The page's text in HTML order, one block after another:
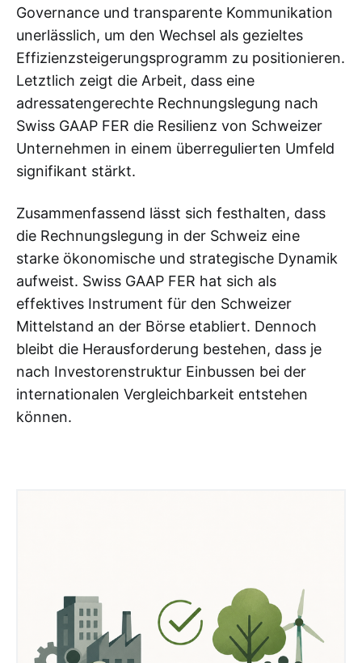
Governance und transparente Kommunikation
unerlässlich, um den Wechsel als gezieltes
Effizienzsteigerungsprogramm zu positionieren.
Letztlich zeigt die Arbeit, dass eine
adressatengerechte Rechnungslegung nach
Swiss GAAP FER die Resilienz von Schweizer
Unternehmen in einem überregulierten Umfeld
signifikant stärkt.
Zusammenfassend lässt sich festhalten, dass
die Rechnungslegung in der Schweiz eine
starke ökonomische und strategische Dynamik
aufweist. Swiss GAAP FER hat sich als
effektives Instrument für den Schweizer
Mittelstand an der Börse etabliert. Dennoch
bleibt die Herausforderung bestehen, dass je
nach Investorenstruktur Einbussen bei der
internationalen Vergleichbarkeit entstehen
können.